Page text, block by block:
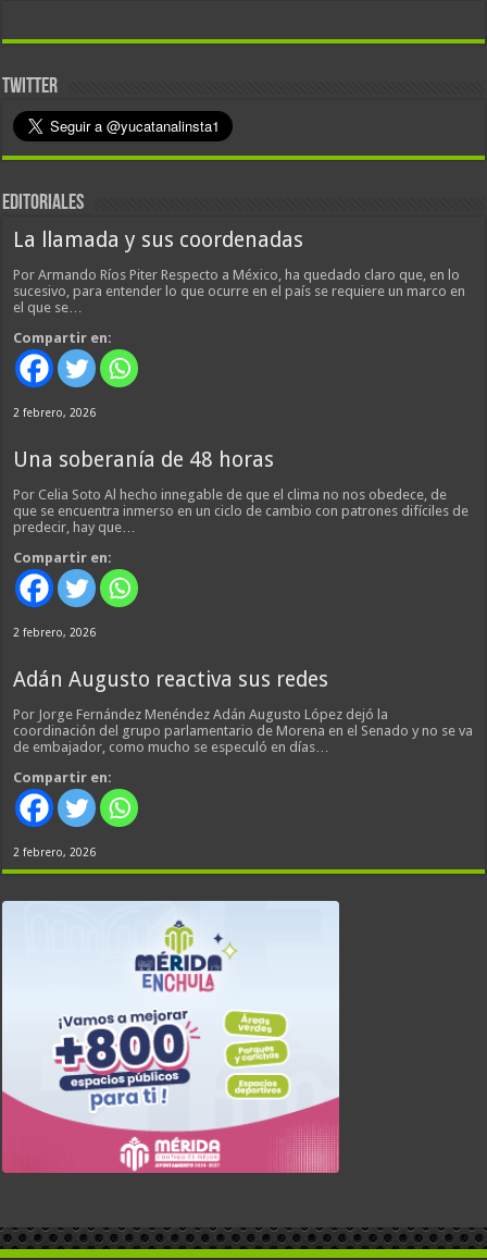
TWITTER
EDITORIALES
La llamada y sus coordenadas
Por Armando Ríos Piter Respecto a México, ha quedado claro que, en lo
sucesivo, para entender lo que ocurre en el país se requiere un marco en
el que se…
Compartir en:
2 febrero, 2026
Una soberanía de 48 horas
Por Celia Soto Al hecho innegable de que el clima no nos obedece, de
que se encuentra inmerso en un ciclo de cambio con patrones difíciles de
predecir, hay que…
Compartir en:
2 febrero, 2026
Adán Augusto reactiva sus redes
Por Jorge Fernández Menéndez Adán Augusto López dejó la
coordinación del grupo parlamentario de Morena en el Senado y no se va
de embajador, como mucho se especuló en días…
Compartir en:
2 febrero, 2026